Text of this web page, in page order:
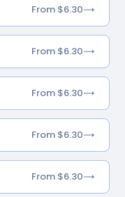
From $6.30
From $6.30
From $6.30
From $6.30
From $6.30